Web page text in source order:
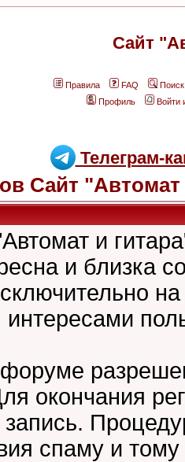
Сайт
Правила FAQ
Поиск
Профиль
Войти
Телеграм-
Сайт "Автомат
и
и близка
окончания
спаму и